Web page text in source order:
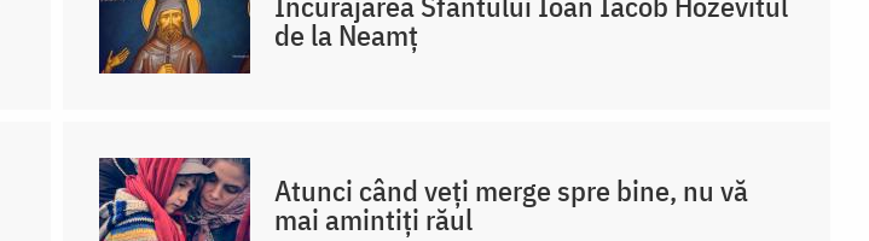
de la Neamț
Atunci când veți merge spre bine, nu vă
mai amintiți răul